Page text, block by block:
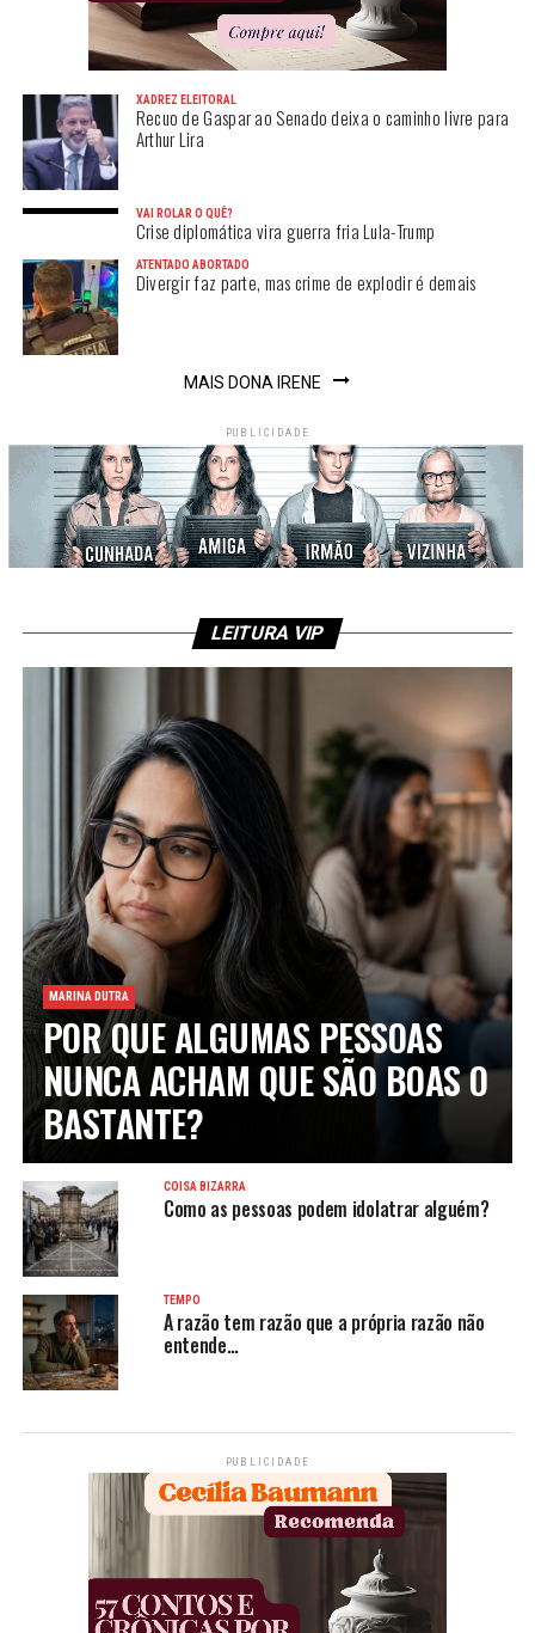
XADREZ ELEITORAL
Recuo de Gaspar ao Senado deixa o caminho livre para
Arthur Lira
VAI ROLAR O QUÊ?
Crise diplomática vira guerra fria Lula-Trump
ATENTADO ABORTADO
Divergir faz parte, mas crime de explodir é demais
MAIS DONA IRENE
PUBLICIDADE
LEITURA VIP
MARINA DUTRA
POR QUE ALGUMAS PESSOAS
NUNCA ACHAM QUE SÃO BOAS O
BASTANTE?
COISA BIZARRA
Como as pessoas podem idolatrar alguém?
TEMPO
A razão tem razão que a própria razão não
entende…
PUBLICIDADE